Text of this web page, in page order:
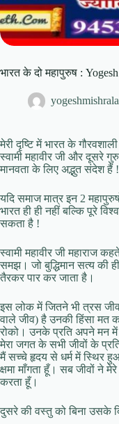
भारत के दो महापुरुष :
मेरी दृष्टि में भारत के
स्वामी महावीर जी और दूसरे
मानवता के लिए अद्भुत संदेश हैं !
यदि समाज मात्र इन 2
भारत ही ही नहीं बल्कि पूरे
सकता है !
स्वामी महावीर जी महाराज
समझ। जो बुद्धिमान सत्य की
तैरकर पार कर जाता है।
इस लोक में जितने भी त्रस
वाले जीव) है उनकी हिंसा
रोको। उनके प्रति अपने मन में
मेरा जगत के सभी जीवों के
मैं सच्चे हृदय से धर्म में स्थिर
क्षमा माँगता हूँ। सब जीवों ने
करता हूँ।
दुसरे की वस्तु को बिना उसके